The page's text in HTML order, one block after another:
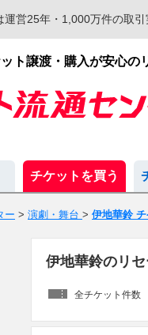
運営25年・1,000万件の取
ト譲渡・購入が安心の
チケットを買う
ー > 演劇・舞台 > 伊地華鈴 チ
伊地華鈴のリ
全チケット件数